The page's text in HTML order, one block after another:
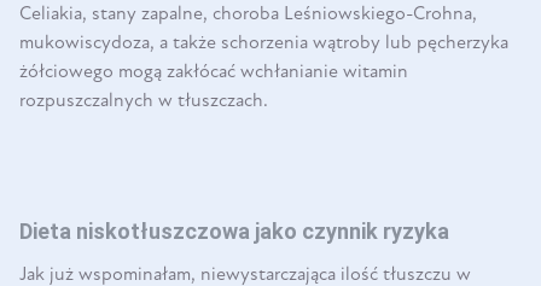
Celiakia, stany zapalne, choroba Leśniowskiego-Crohna,
mukowiscydoza, a także schorzenia wątroby lub pęcherzyka
żółciowego mogą zakłócać wchłanianie witamin
rozpuszczalnych w tłuszczach.
Dieta niskotłuszczowa jako czynnik ryzyka
Jak już wspominałam, niewystarczająca ilość tłuszczu w